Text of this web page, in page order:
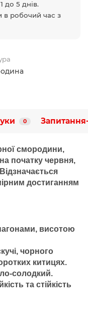
до 5 днів.
в робочий час з
0
смородини,
початку червня,
достиганням
висотою
чорного
китицях.
солодкий.
та стійкість